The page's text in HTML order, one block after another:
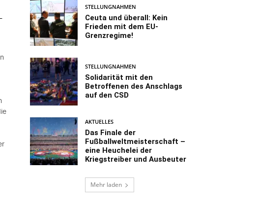
STELLUNGNAHMEN
Ceuta und überall: Kein
Frieden mit dem EU-
Grenzregime!
STELLUNGNAHMEN
Solidarität mit den
Betroffenen des Anschlags
auf den CSD
AKTUELLES
Das Finale der
Fußballweltmeisterschaft –
eine Heuchelei der
Kriegstreiber und Ausbeuter
Mehr laden